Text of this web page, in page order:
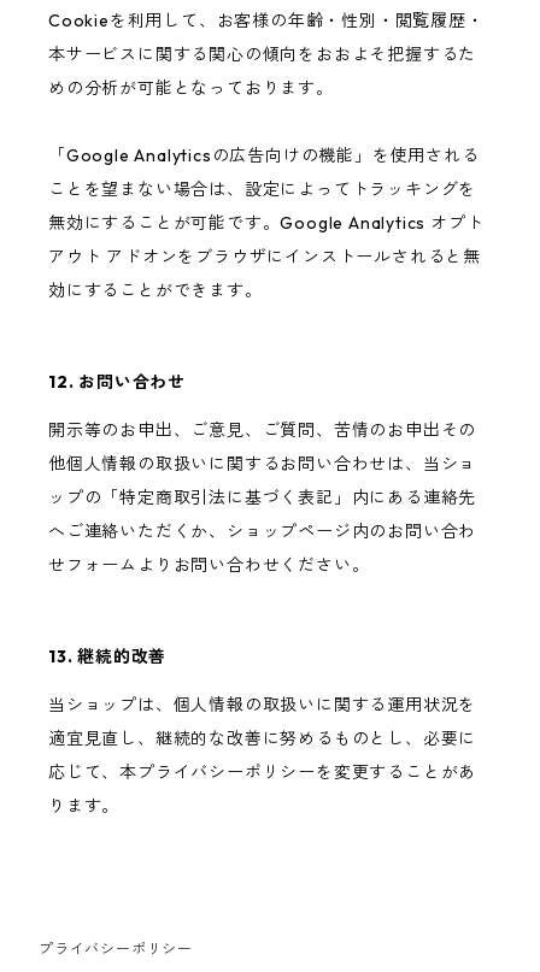
Cookieを利用して、お客様の年齢・性別・閲覧履歴・
本サービスに関する関心の傾向をおおよそ把握するた
めの分析が可能となっております。
「Google Analyticsの広告向けの機能」を使用される
ことを望まない場合は、設定によってトラッキングを
無効にすることが可能です。Google Analytics オプト
アウト アドオンをブラウザにインストールされると無
効にすることができます。
12. お問い合わせ
開示等のお申出、ご意見、ご質問、苦情のお申出その
他個人情報の取扱いに関するお問い合わせは、当ショ
ップの「特定商取引法に基づく表記」内にある連絡先
へご連絡いただくか、ショップページ内のお問い合わ
せフォームよりお問い合わせください。
13. 継続的改善
当ショップは、個人情報の取扱いに関する運用状況を
適宜見直し、継続的な改善に努めるものとし、必要に
応じて、本プライバシーポリシーを変更することがあ
ります。
プライバシーポリシー